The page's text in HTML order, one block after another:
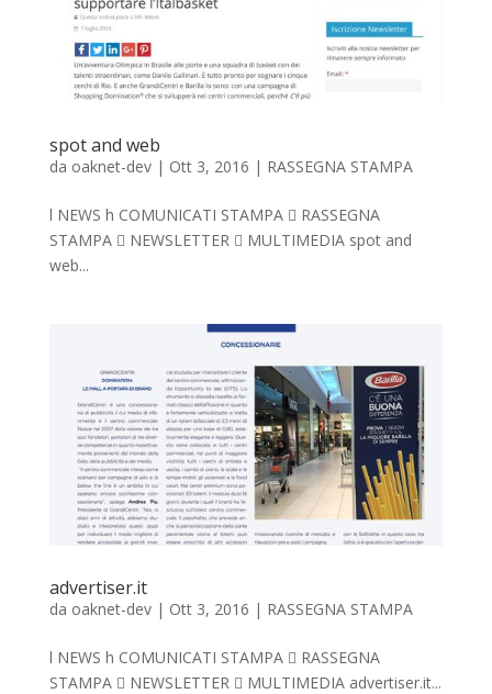
spot and web
da oaknet-dev| Ott 3, 2016 | RASSEGNA STAMPA
l NEWS h COMUNICATI STAMPA  RASSEGNA
STAMPA  NEWSLETTER  MULTIMEDIA spot and
web...
advertiser.it
da oaknet-dev| Ott 3, 2016 | RASSEGNA STAMPA
l NEWS h COMUNICATI STAMPA  RASSEGNA
STAMPA  NEWSLETTER  MULTIMEDIA advertiser.it...